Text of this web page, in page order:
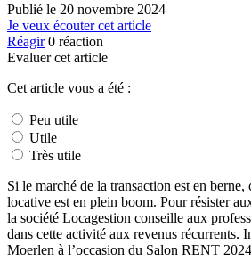
Publié le 20 novembre 2024
Je veux écouter cet article
Réagir 0 réaction
Evaluer cet article
Cet article vous a été :
Peu utile
Utile
Très utile
Si le marché de la transaction est en berne,
locative est en plein boom. Pour résister
la société Locagestion conseille aux
dans cette activité aux revenus récurrents.
Moerlen à l’occasion du Salon RENT